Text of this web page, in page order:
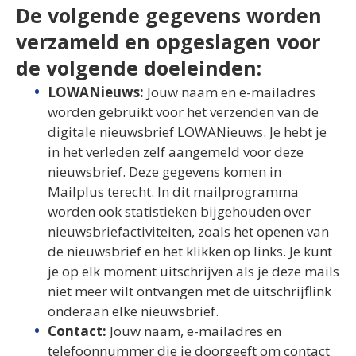
De volgende gegevens worden
verzameld en opgeslagen voor
de volgende doeleinden:
LOWANieuws: Jouw naam en e-mailadres
worden gebruikt voor het verzenden van de
digitale nieuwsbrief LOWANieuws. Je hebt je
in het verleden zelf aangemeld voor deze
nieuwsbrief. Deze gegevens komen in
Mailplus terecht. In dit mailprogramma
worden ook statistieken bijgehouden over
nieuwsbriefactiviteiten, zoals het openen van
de nieuwsbrief en het klikken op links. Je kunt
je op elk moment uitschrijven als je deze mails
niet meer wilt ontvangen met de uitschrijflink
onderaan elke nieuwsbrief.
Contact: Jouw naam, e-mailadres en
telefoonnummer die je doorgeeft om contact